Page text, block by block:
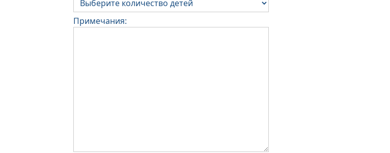
Примечания: